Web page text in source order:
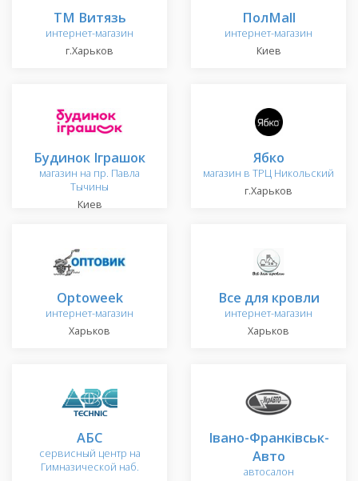
ТМ Витязь
интернет-магазин
г.Харьков
ПолMall
интернет-магазин
Киев
Будинок Іграшок
магазин на пр. Павла
Тычины
Киев
Ябко
магазин в ТРЦ Никольский
г.Харьков
Optoweek
интернет-магазин
Харьков
Все для кровли
интернет-магазин
Харьков
АБС
сервисный центр на
Гимназической наб.
Івано-Франківськ-
Авто
автосалон